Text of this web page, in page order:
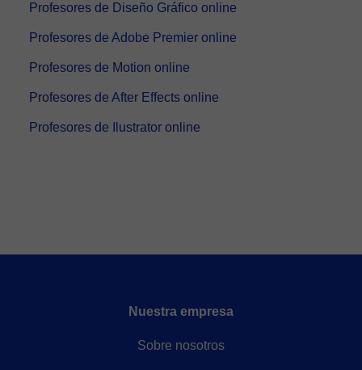
Profesores de Diseño Gráfico online
Profesores de Adobe Premier online
Profesores de Motion online
Profesores de After Effects online
Profesores de Ilustrator online
Nuestra empresa
Sobre nosotros